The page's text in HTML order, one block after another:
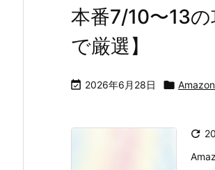
本番7/10〜13
で厳選】
 2026年6月28日 
